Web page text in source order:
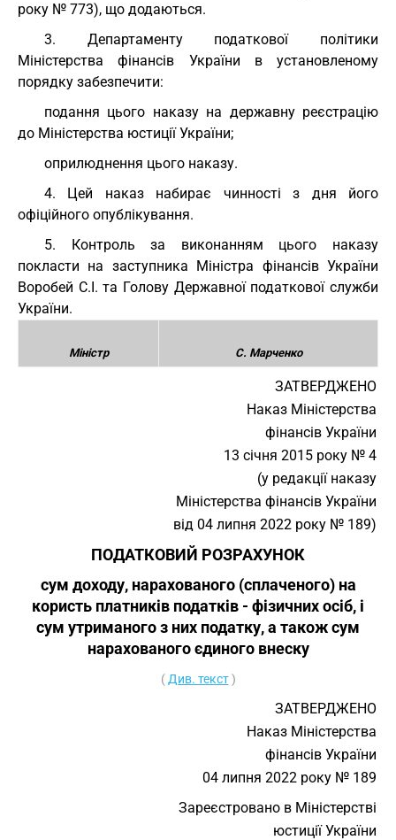
року № 773), що додаються.
3. Департаменту податкової політики
Міністерства фінансів України в установленому
порядку забезпечити:
подання цього наказу на державну реєстрацію
до Міністерства юстиції України;
оприлюднення цього наказу.
4. Цей наказ набирає чинності з дня його
офіційного опублікування.
5. Контроль за виконанням цього наказу
покласти на заступника Міністра фінансів України
Воробей С.І. та Голову Державної податкової служби
України.
Міністр С. Марченко
ЗАТВЕРДЖЕНО
Наказ Міністерства
фінансів України
13 січня 2015 року № 4
(у редакції наказу
Міністерства фінансів України
від 04 липня 2022 року № 189)
ПОДАТКОВИЙ РОЗРАХУНОК
сум доходу, нарахованого (сплаченого) на
користь платників податків - фізичних осіб, і
сум утриманого з них податку, а також сум
нарахованого єдиного внеску
( Див. текст)
ЗАТВЕРДЖЕНО
Наказ Міністерства
фінансів України
04 липня 2022 року № 189
Зареєстровано в Міністерстві
юстиції України